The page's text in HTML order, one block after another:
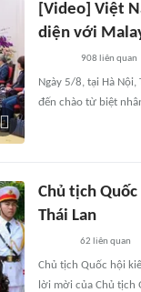
[Video] Việt
diện với
908 liên quan
Ngày 5/8, tại Hà Nội,
đến chào từ biệt
Chủ tịch
Thái Lan
62 liên quan
Chủ tịch Quốc hội
lời mời của Chủ tịch